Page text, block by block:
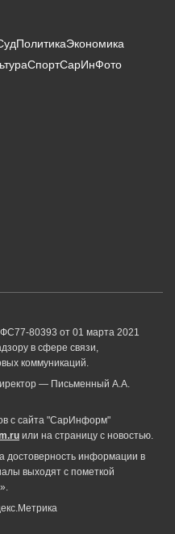
ПолитикаЭкономика
СпортСарИнФото
80393 от 01 марта 2021
в сфере связи,
коммуникаций.
— Письменный А.А.
с сайта "СарИнформ"
или на страницу с новостью.
достоверность информации в
выходят с пометкой